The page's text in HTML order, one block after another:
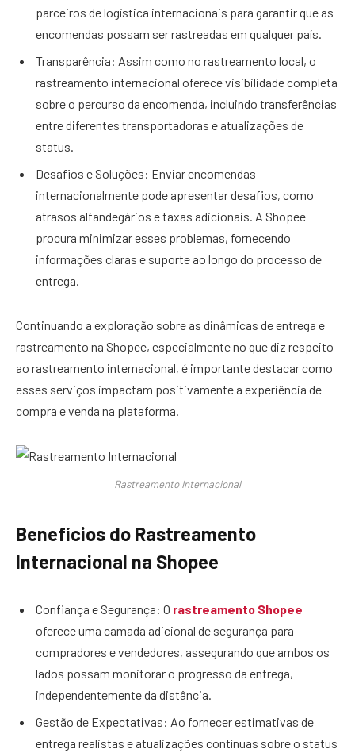
parceiros de logística internacionais para garantir que as
encomendas possam ser rastreadas em qualquer país.
Transparência: Assim como no rastreamento local, o
rastreamento internacional oferece visibilidade completa
sobre o percurso da encomenda, incluindo transferências
entre diferentes transportadoras e atualizações de
status.
Desafios e Soluções: Enviar encomendas
internacionalmente pode apresentar desafios, como
atrasos alfandegários e taxas adicionais. A Shopee
procura minimizar esses problemas, fornecendo
informações claras e suporte ao longo do processo de
entrega.
Continuando a exploração sobre as dinâmicas de entrega e
rastreamento na Shopee, especialmente no que diz respeito
ao rastreamento internacional, é importante destacar como
esses serviços impactam positivamente a experiência de
compra e venda na plataforma.
Rastreamento Internacional
Benefícios do Rastreamento
Internacional na Shopee
Confiança e Segurança: O rastreamento Shopee
oferece uma camada adicional de segurança para
compradores e vendedores, assegurando que ambos os
lados possam monitorar o progresso da entrega,
independentemente da distância.
Gestão de Expectativas: Ao fornecer estimativas de
entrega realistas e atualizações contínuas sobre o status